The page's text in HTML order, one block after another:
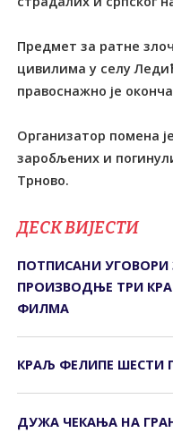
Предмет за ратне
цивилима у селу
правоснажно је
Организатор помена
заробљених и
Трново.
ДЕСК ВИЈЕСТИ
ПОТПИСАНИ
ПРОИЗВОДЊЕ ТРИ
ФИЛМА
КРАЉ ФЕЛИПЕ ШЕСТИ
ДУЖА ЧЕКАЊА НА